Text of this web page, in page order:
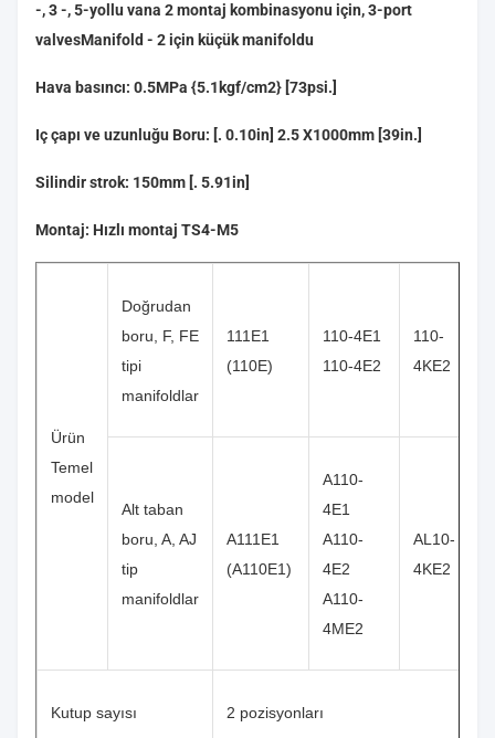
-, 3 -, 5-yollu vana 2 montaj kombinasyonu için, 3-port
valvesManifold - 2 için küçük manifoldu
Hava basıncı: 0.5MPa {5.1kgf/cm2} [73psi.]
Iç çapı ve uzunluğu Boru: [. 0.10in] 2.5 X1000mm [39in.]
Silindir strok: 150mm [. 5.91in]
Montaj: Hızlı montaj TS4-M5
Ürün
Temel
model
Doğrudan
boru, F, FE
tipi
manifoldlar
111E1
(110E)
110-4E1
110-4E2
110-
4KE2
Alt taban
boru, A, AJ
tip
manifoldlar
A111E1
(A110E1)
A110-
4E1
A110-
4E2
A110-
4ME2
AL10-
4KE2
Kutup sayısı 2 pozisyonları